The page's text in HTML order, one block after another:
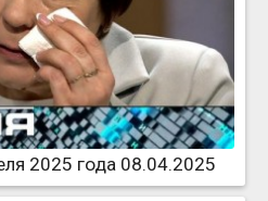
2025 года 08.04.2025